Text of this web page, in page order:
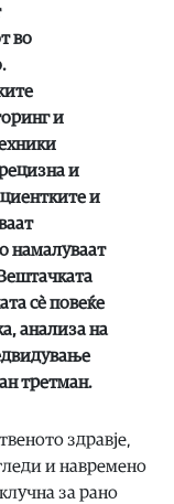
во
и
и
и
намалуваат
сè повеќе
анализа на
третман.
здравје,
и навремено
за рано